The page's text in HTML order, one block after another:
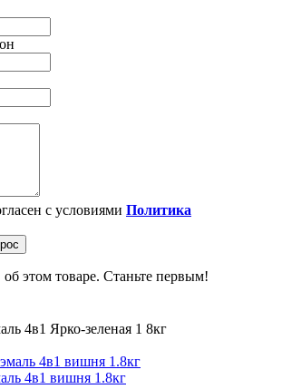
с условиями Политика
этом товаре. Станьте первым!
4в1 Ярко-зеленая 1 8кг
4в1 вишня 1.8кг